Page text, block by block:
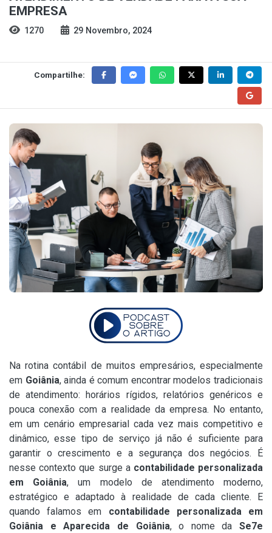
EMPRESA
1270 29 Novembro, 2024
Compartilhe:
Na rotina contábil de muitos empresários, especialmente
em Goiânia, ainda é comum encontrar modelos tradicionais
de atendimento: horários rígidos, relatórios genéricos e
pouca conexão com a realidade da empresa. No entanto,
em um cenário empresarial cada vez mais competitivo e
dinâmico, esse tipo de serviço já não é suficiente para
garantir o crescimento e a segurança dos negócios. É
nesse contexto que surge a contabilidade personalizada
em Goiânia, um modelo de atendimento moderno,
estratégico e adaptado à realidade de cada cliente. E
quando falamos em contabilidade personalizada em
Goiânia e Aparecida de Goiânia, o nome da Se7e